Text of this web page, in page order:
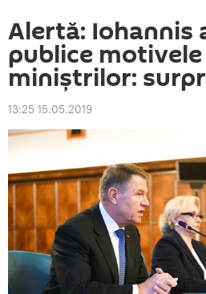
Alertă: Iohannis
publice
miniștrilor:
13:25 15.05.2019